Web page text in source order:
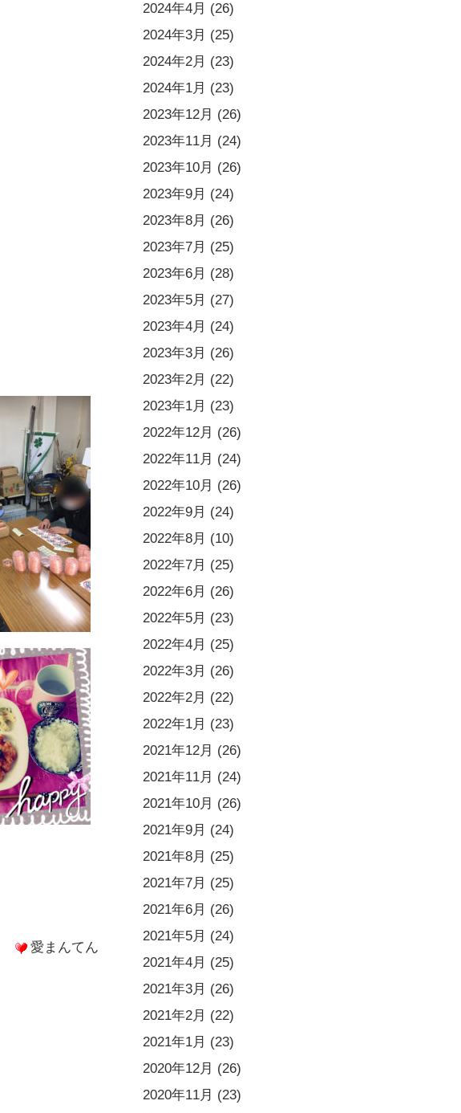
愛まんてん
2024年4月 (26)
2024年3月 (25)
2024年2月 (23)
2024年1月 (23)
2023年12月 (26)
2023年11月 (24)
2023年10月 (26)
2023年9月 (24)
2023年8月 (26)
2023年7月 (25)
2023年6月 (28)
2023年5月 (27)
2023年4月 (24)
2023年3月 (26)
2023年2月 (22)
2023年1月 (23)
2022年12月 (26)
2022年11月 (24)
2022年10月 (26)
2022年9月 (24)
2022年8月 (10)
2022年7月 (25)
2022年6月 (26)
2022年5月 (23)
2022年4月 (25)
2022年3月 (26)
2022年2月 (22)
2022年1月 (23)
2021年12月 (26)
2021年11月 (24)
2021年10月 (26)
2021年9月 (24)
2021年8月 (25)
2021年7月 (25)
2021年6月 (26)
2021年5月 (24)
2021年4月 (25)
2021年3月 (26)
2021年2月 (22)
2021年1月 (23)
2020年12月 (26)
2020年11月 (23)